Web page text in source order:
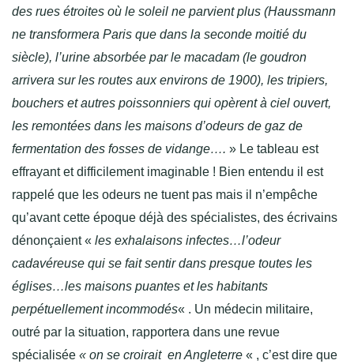
des rues étroites où le soleil ne parvient plus (Haussmann
ne transformera Paris que dans la seconde moitié du
siècle), l’urine absorbée par le macadam (le goudron
arrivera sur les routes aux environs de 1900), les tripiers,
bouchers et autres poissonniers qui opèrent à ciel ouvert,
les remontées dans les maisons d’odeurs de gaz de
fermentation des fosses de vidange…. » Le tableau est
effrayant et difficilement imaginable ! Bien entendu il est
rappelé que les odeurs ne tuent pas mais il n’empêche
qu’avant cette époque déjà des spécialistes, des écrivains
dénonçaient « les exhalaisons infectes…l’odeur
cadavéreuse qui se fait sentir dans presque toutes les
églises…les maisons puantes et les habitants
perpétuellement incommodés« . Un médecin militaire,
outré par la situation, rapportera dans une revue
spécialisée « on se croirait en Angleterre « , c’est dire que